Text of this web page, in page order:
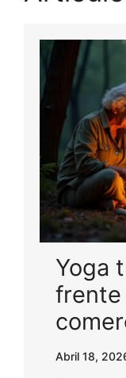
Yoga
frente
Abril 18,